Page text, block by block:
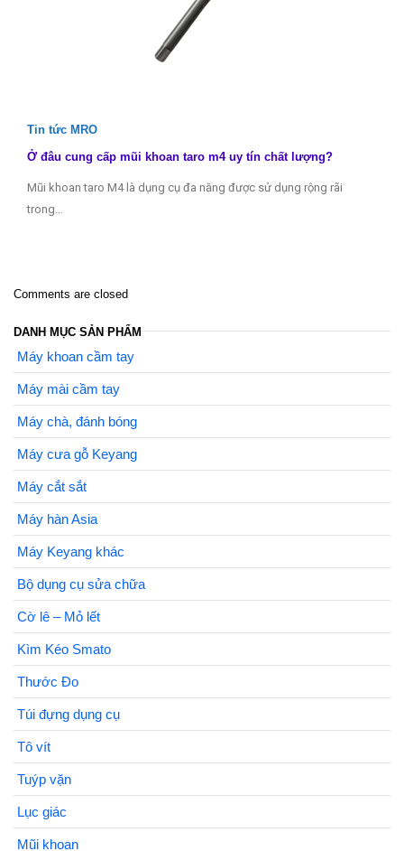
Tin tức MRO
Ở đâu cung cấp mũi khoan taro m4 uy tín chất lượng?
Mũi khoan taro M4 là dụng cụ đa năng được sử dụng rộng rãi
trong…
Comments are closed
DANH MỤC SẢN PHẨM
Máy khoan cầm tay
Máy mài cầm tay
Máy chà, đánh bóng
Máy cưa gỗ Keyang
Máy cắt sắt
Máy hàn Asia
Máy Keyang khác
Bộ dụng cụ sửa chữa
Cờ lê – Mỏ lết
Kìm Kéo Smato
Thước Đo
Túi đựng dụng cụ
Tô vít
Tuýp vặn
Lục giác
Mũi khoan